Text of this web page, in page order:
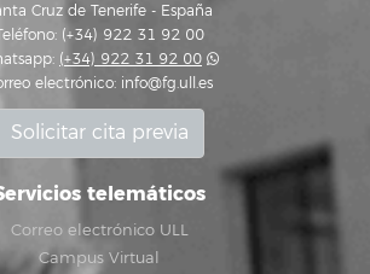
Cruz de Tenerife - España
(+34) 922 31 92 00
(+34) 922 31 92 00
electrónico: info@fg.ull.es
Solicitar cita previa
telemáticos
Correo electrónico ULL
Campus Virtual